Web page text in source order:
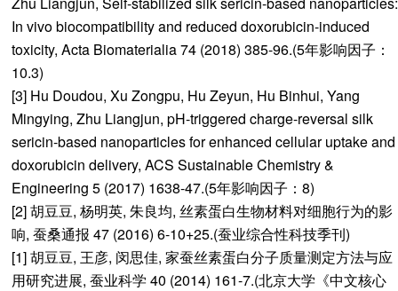
In vivo biocompatibility and reduced doxorubicin-induced
toxicity, Acta Biomaterialia 74 (2018) 385-96.(5年影响因子：
10.3)
[3] Hu Doudou, Xu Zongpu, Hu Zeyun, Hu Binhui, Yang
Mingying, Zhu Liangjun, pH-triggered charge-reversal silk
sericin-based nanoparticles for enhanced cellular uptake and
doxorubicin delivery, ACS Sustainable Chemistry &
Engineering 5 (2017) 1638-47.(5年影响因子：8)
[2] 胡豆豆, 杨明英, 朱良均, 丝素蛋白生物材料对细胞行为的影
响, 蚕桑通报 47 (2016) 6-10+25.(蚕业综合性科技季刊)
[1] 胡豆豆, 王彦, 闵思佳, 家蚕丝素蛋白分子质量测定方法与应
用研究进展, 蚕业科学 40 (2014) 161-7.(北京大学《中文核心